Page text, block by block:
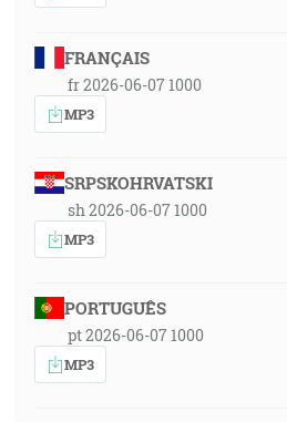
FRANÇAIS
fr 2026-06-07 1000
MP3
SRPSKOHRVATSKI
sh 2026-06-07 1000
MP3
PORTUGUÊS
pt 2026-06-07 1000
MP3